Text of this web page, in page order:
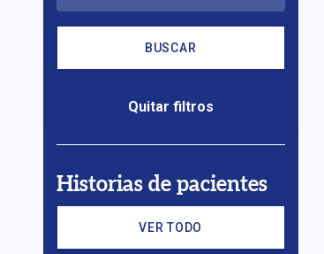
BUSCAR
Quitar filtros
Historias de pacientes
VER TODO